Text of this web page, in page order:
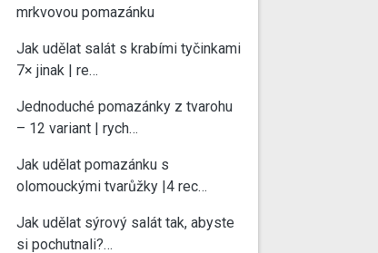
mrkvovou pomazánku
Jak udělat salát s krabími tyčinkami
7× jinak | re…
Jednoduché pomazánky z tvarohu
– 12 variant | rych…
Jak udělat pomazánku s
olomouckými tvarůžky |4 rec…
Jak udělat sýrový salát tak, abyste
si pochutnali?…